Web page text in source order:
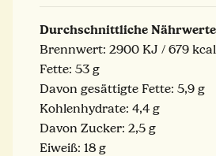
Durchschnittliche
Brennwert: 2900 KJ / 679 kcal
Fette: 53 g
Davon gesättigte Fette: 5,9 g
Kohlenhydrate: 4,4 g
Davon Zucker: 2,5 g
Eiweiß: 18 g